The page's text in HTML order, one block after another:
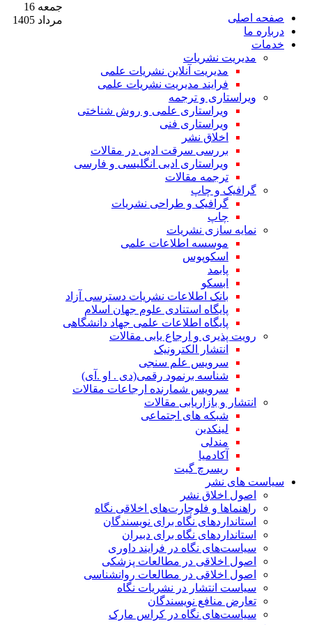
صفحه اصلی
درباره ما
خدمات
مدیریت نشریات
مدیریت آنلاین نشریات علمی
فرایند مدیریت نشریات علمی
ویراستاری و ترجمه
ویراستاری علمی و روش شناختی
ویراستاری فنی
اخلاق نشر
بررسی سرقت ادبی در مقالات
ویراستاری ادبی انگلیسی و فارسی
ترجمه مقالات
گرافیک و چاپ
گرافیک و طراحی نشریات
چاپ
نمایه سازی نشریات
موسسه اطلاعات علمی
اسکوپوس
پابمد
ابسکو
بانک اطلاعات نشریات دسترسی آزاد
پایگاه استنادی علوم جهان اسلام
پایگاه اطلاعات علمی جهاد دانشگاهی
رویت پذیری و ارجاع یابی مقالات
انتشار الکترونیک
سرویس علم سنجی
شناسه برنمود رقمی(دی . او .آی)
سرویس شمارنده ارجاعات مقالات
انتشار و بازاریابی مقالات
شبکه های اجتماعی
لینکدین
مندلی
آکادمیا
ریسرچ گیت
سیاست های نشر
اصول اخلاق نشر
راهنماها و فلوچارت‌های اخلاقی نگاه
استاندارد‌های نگاه برای نویسندگان
استاندارد‌های نگاه برای دبیران
سیاست‌های نگاه در فرایند داوری
اصول اخلاقی در مطالعات پزشکی
اصول اخلاقی در مطالعات روانشناسی
سیاست انتشار در نشریات نگاه
تعارض منافع نویسندگان
سیاست‌های نگاه در کراس مارک
جمعه 16
مرداد 1405